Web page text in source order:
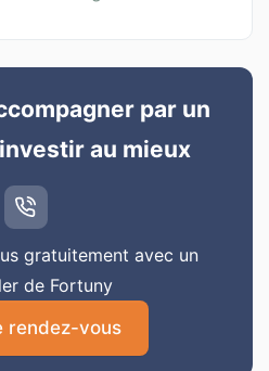
par un
au mieux
gratuitement avec un
de Fortuny
rendez-vous